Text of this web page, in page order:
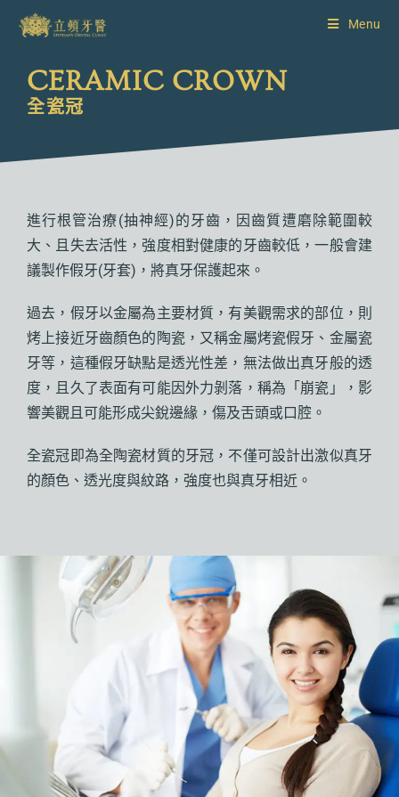
Menu
CERAMIC CROWN
全瓷冠
進行根管治療(抽神經)的牙齒，因齒質遭磨除範圍較
大、且失去活性，強度相對健康的牙齒較低，一般會建
議製作假牙(牙套)，將真牙保護起來。
過去，假牙以金屬為主要材質，有美觀需求的部位，則
烤上接近牙齒顏色的陶瓷，又稱金屬烤瓷假牙、金屬瓷
牙等，這種假牙缺點是透光性差，無法做出真牙般的透
度，且久了表面有可能因外力剝落，稱為「崩瓷」，影
響美觀且可能形成尖銳邊緣，傷及舌頭或口腔。
全瓷冠即為全陶瓷材質的牙冠，不僅可設計出激似真牙
的顏色、透光度與紋路，強度也與真牙相近。